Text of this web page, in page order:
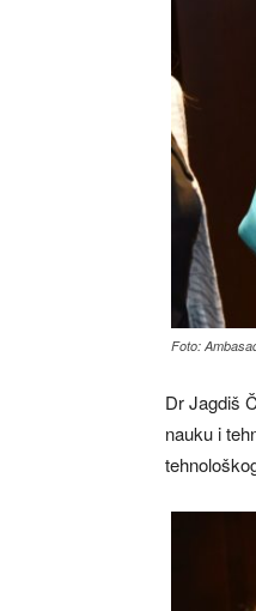
Foto:
Dr Jagdiš
nauku i